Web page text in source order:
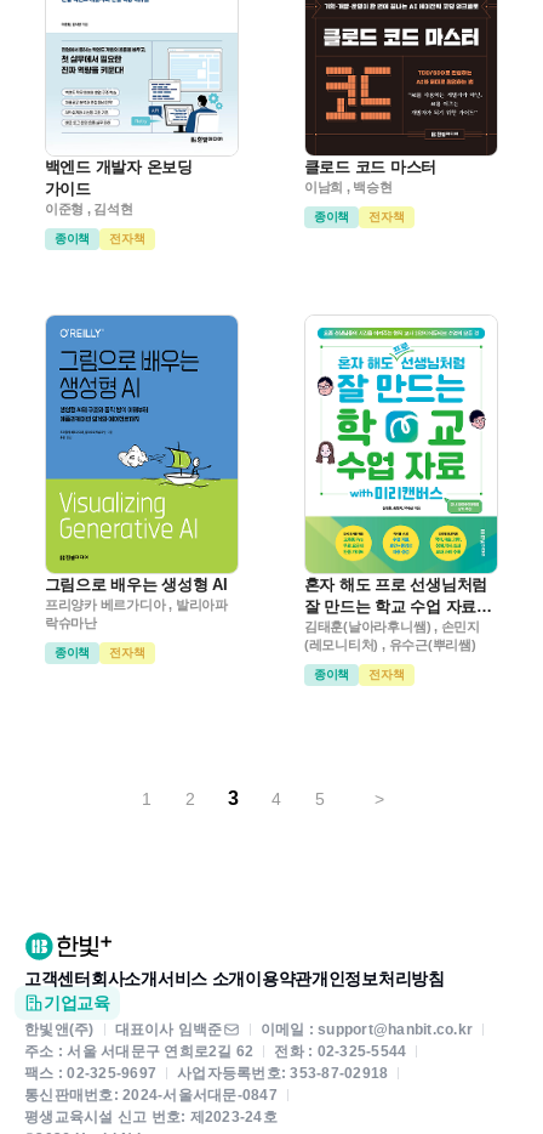
백엔드 개발자 온보딩
가이드
이준형 , 김석현
종이책 전자책
클로드 코드 마스터
이남희 , 백승현
종이책 전자책
그림으로 배우는 생성형 AI
프리양카 베르가디아 , 발리아파
락슈마난
종이책 전자책
혼자 해도 프로 선생님처럼
잘 만드는 학교 수업 자료
with 미리캔버스
김태훈(날아라후니쌤) , 손민지
(레모니티처) , 유수근(뿌리쌤)
종이책 전자책
1 2 3 4 5 >
고객센터 회사소개서비스 소개 이용약관개인정보처리방침
기업교육
한빛앤(주) 대표이사 임백준
이메일 : support@hanbit.co.kr
주소 : 서울 서대문구 연희로2길 62
전화 : 02-325-5544
팩스 : 02-325-9697
사업자등록번호: 353-87-02918
통신판매번호: 2024-서울서대문-0847
평생교육시설 신고 번호: 제2023-24호